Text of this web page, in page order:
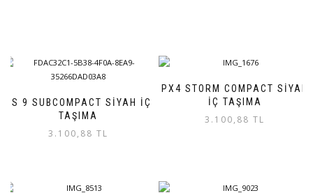
HS 9 SUBCOMPACT SİYAH İÇ
TAŞIMA
3.100,88 TL
PX4 STORM COMPACT SİYAH
İÇ TAŞIMA
3.100,88 TL